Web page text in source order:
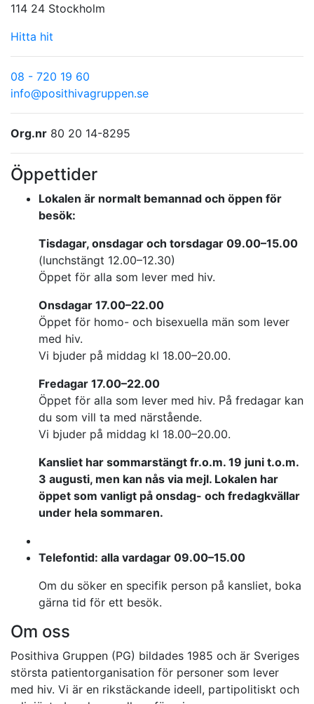
114 24 Stockholm
Hitta hit
08 - 720 19 60
info@posithivagruppen.se
Org.nr 80 20 14-8295
Öppettider
Lokalen är normalt bemannad och öppen för
besök:
Tisdagar, onsdagar och torsdagar 09.00–15.00
(lunchstängt 12.00–12.30)
Öppet för alla som lever med hiv.
Onsdagar 17.00–22.00
Öppet för homo- och bisexuella män som lever
med hiv.
Vi bjuder på middag kl 18.00–20.00.
Fredagar 17.00–22.00
Öppet för alla som lever med hiv. På fredagar kan
du som vill ta med närstående.
Vi bjuder på middag kl 18.00–20.00.
Kansliet har sommarstängt fr.o.m. 19 juni t.o.m.
3 augusti, men kan nås via mejl. Lokalen har
öppet som vanligt på onsdag- och fredagkvällar
under hela sommaren.
Telefontid: alla vardagar 09.00–15.00
Om du söker en specifik person på kansliet, boka
gärna tid för ett besök.
Om oss
Posithiva Gruppen (PG) bildades 1985 och är Sveriges
största patientorganisation för personer som lever
med hiv. Vi är en rikstäckande ideell, partipolitiskt och